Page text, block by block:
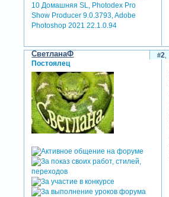
10 Домашняя SL, Photodex Pro
Show Producer 9.0.3793, Adobe
Photoshop 2021 22.1.0.94
2
СветланаФ
Постоялец